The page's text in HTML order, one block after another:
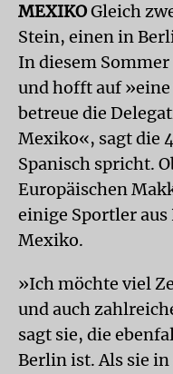
MEXIKOGleich
Stein, einen in
In diesem
und hofft auf
betreue die
Mexiko«, sagt die
Spanisch spricht.
Europäischen
einige Sportler
Mexiko.
»Ich möchte viel
und auch
sagt sie, die
Berlin ist. Als sie